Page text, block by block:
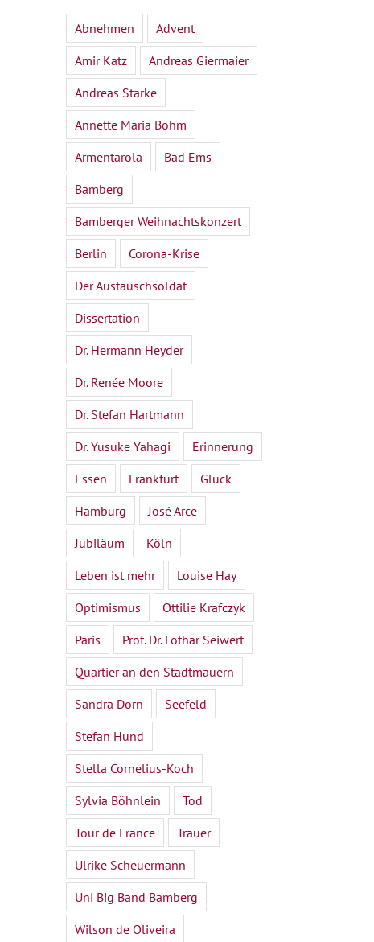
Abnehmen
Advent
Amir Katz
Andreas Giermaier
Andreas Starke
Annette Maria Böhm
Armentarola
Bad Ems
Bamberg
Bamberger Weihnachtskonzert
Berlin
Corona-Krise
Der Austauschsoldat
Dissertation
Dr. Hermann Heyder
Dr. Renée Moore
Dr. Stefan Hartmann
Dr. Yusuke Yahagi
Erinnerung
Essen
Frankfurt
Glück
Hamburg
José Arce
Jubiläum
Köln
Leben ist mehr
Louise Hay
Optimismus
Ottilie Krafczyk
Paris
Prof. Dr. Lothar Seiwert
Quartier an den Stadtmauern
Sandra Dorn
Seefeld
Stefan Hund
Stella Cornelius-Koch
Sylvia Böhnlein
Tod
Tour de France
Trauer
Ulrike Scheuermann
Uni Big Band Bamberg
Wilson de Oliveira